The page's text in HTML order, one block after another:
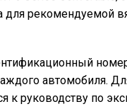
для рекомендуемой
автомобиля.
к руководству по